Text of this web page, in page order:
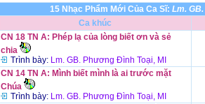
15 Nhạc Phẩm Mới Của Ca Sĩ: Lm.
Ca khúc
CN 18 TN A: Phép lạ của lòng biết ơn và sẻ
chia
Trình bày: Lm. GB. Phương Đình Toại, MI
CN 14 TN A: Mình biết mình là ai trước mặt
Chúa
Trình bày: Lm. GB. Phương Đình Toại, MI